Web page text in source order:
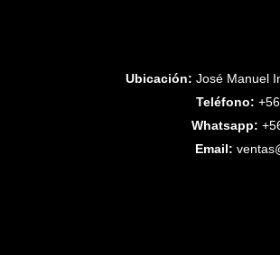
Ubicación: José Manuel
Teléfono:
Whatsapp:
Email: